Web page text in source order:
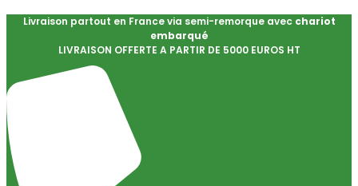
Livraison partout en France via semi-remorque avec chariot
embarqué
LIVRAISON OFFERTE A PARTIR DE 5000 EUROS HT